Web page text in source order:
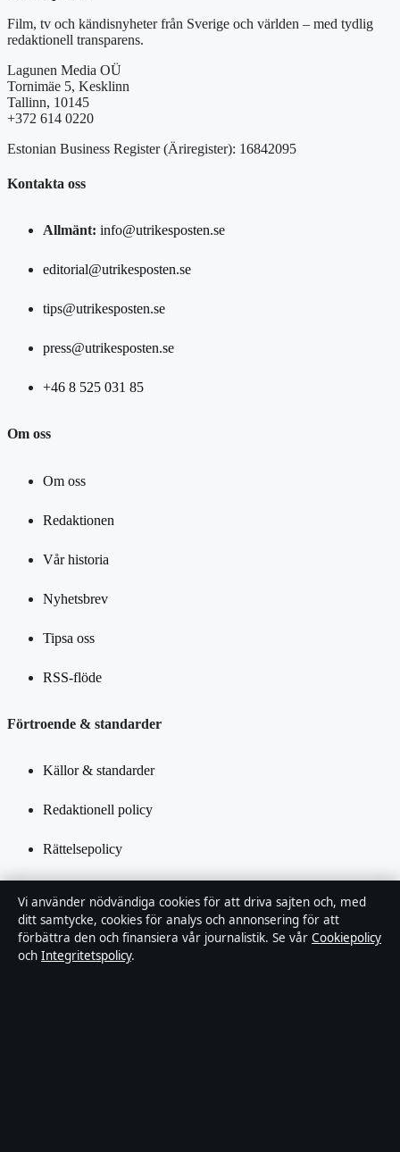
Film, tv och kändisnyheter från Sverige och världen – med tydlig
redaktionell transparens.
Lagunen Media OÜ
Tornimäe 5, Kesklinn
Tallinn, 10145
+372 614 0220
Estonian Business Register (Äriregister): 16842095
Kontakta oss
Allmänt: info@utrikesposten.se
editorial@utrikesposten.se
tips@utrikesposten.se
press@utrikesposten.se
+46 8 525 031 85
Om oss
Om oss
Redaktionen
Vår historia
Nyhetsbrev
Tipsa oss
RSS-flöde
Förtroende & standarder
Källor & standarder
Redaktionell policy
Rättelsepolicy
Integritetspolicy
Kändisar & integritet
Vi använder nödvändiga cookies för att driva sajten och, med
ditt samtycke, cookies för analys och annonsering för att
förbättra den och finansiera vår journalistik. Se vår Cookiepolicy
och Integritetspolicy.